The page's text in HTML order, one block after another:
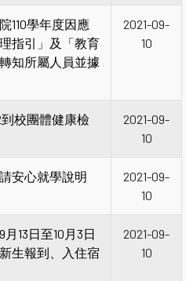
110學年度因應
指引」及「教育
知所屬人員並據
2021-09-
10
到校團體健康檢
2021-09-
10
安心就學說明
2021-09-
10
13日至10月3日
生報到、入住宿
2021-09-
10